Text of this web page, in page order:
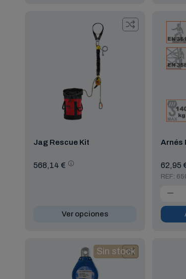
Jag Rescue Kit
568,14 €
Ver opciones
Arnés
62,95
REF:
Sin stock